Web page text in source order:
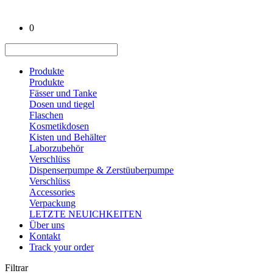
0
Produkte
Produkte
Fässer und Tanke
Dosen und tiegel
Flaschen
Kosmetikdosen
Kisten und Behälter
Laborzubehör
Verschlüss
Dispenserpumpe & Zerstüuberpumpe
Verschlüss
Accessories
Verpackung
LETZTE NEUICHKEITEN
Über uns
Kontakt
Track your order
Filtrar